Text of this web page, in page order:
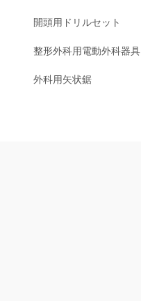
開頭用ドリルセット
整形外科用電動外科器具
外科用矢状鋸